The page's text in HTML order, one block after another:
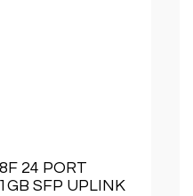
24 PORT
SFP UPLINK